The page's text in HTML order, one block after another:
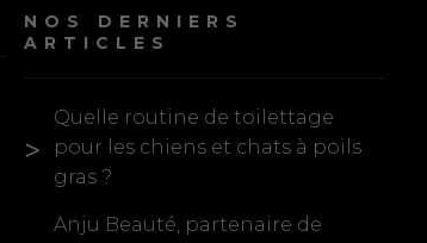
NOS DERNIERS
ARTICLES
Quelle routine de toilettage
pour les chiens et chats à poils
gras ?
Anju Beauté, partenaire de